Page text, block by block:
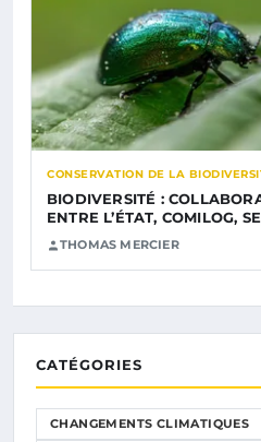
CONSERVATION DE LA
BIODIVERSITÉ :
ENTRE L’ÉTAT, COMILOG,
THOMAS MERCIER
CATÉGORIES
CHANGEMENTS CLIMATIQUES